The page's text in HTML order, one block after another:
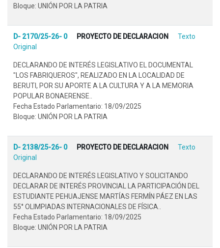
Bloque: UNIÓN POR LA PATRIA
D- 2170/25-26- 0 PROYECTO DE DECLARACION
Texto
Original
DECLARANDO DE INTERÉS LEGISLATIVO EL DOCUMENTAL
"LOS FABRIQUEROS", REALIZADO EN LA LOCALIDAD DE
BERUTI, POR SU APORTE A LA CULTURA Y A LA MEMORIA
POPULAR BONAERENSE..
Fecha Estado Parlamentario: 18/09/2025
Bloque: UNIÓN POR LA PATRIA
D- 2138/25-26- 0 PROYECTO DE DECLARACION
Texto
Original
DECLARANDO DE INTERÉS LEGISLATIVO Y SOLICITANDO
DECLARAR DE INTERÉS PROVINCIAL LA PARTICIPACIÓN DEL
ESTUDIANTE PEHUAJENSE MARTÍAS FERMÍN PÁEZ EN LAS
55° OLIMPIADAS INTERNACIONALES DE FÍSICA..
Fecha Estado Parlamentario: 18/09/2025
Bloque: UNIÓN POR LA PATRIA